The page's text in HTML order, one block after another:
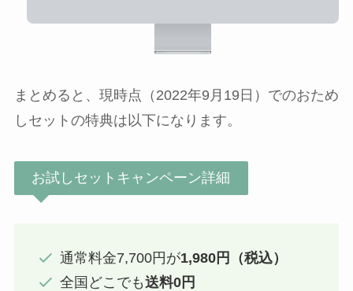
まとめると、現時点（2022年9月19日）でのおため
しセットの特典は以下になります。
お試しセットキャンペーン詳細
通常料金7,700円が1,980円（税込）
全国どこでも送料0円